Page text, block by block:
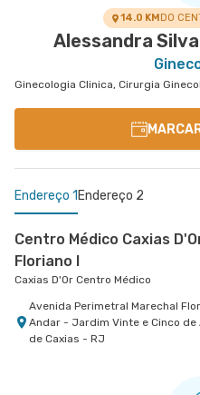
14.0 KMDO
Alessandra
Endereço 1 Endereço 2
Centro Médico Caxias
Floriano I
Caxias D'Or Centro Médico
Avenida Perimetral Marechal
Andar - Jardim Vinte e Cinco de
de Caxias - RJ